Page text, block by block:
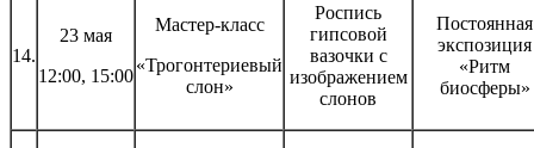
14.
23 мая
12:00, 15:00
Мастер-класс
«Трогонтериевый
слон»
Роспись
гипсовой
вазочки с
изображением
слонов
Постоянная
экспозиция
«Ритм
биосферы»